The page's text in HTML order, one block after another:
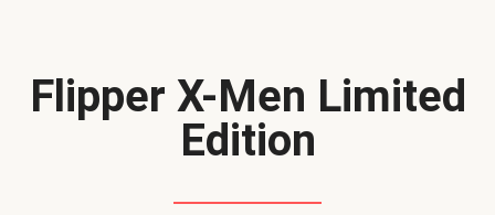
Flipper X-Men Limited
Edition